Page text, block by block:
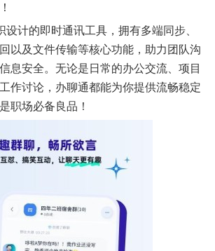
设计的即时通讯工具，拥有多端同步、
以及文件传输等核心功能，助力团队沟
息安全。无论是日常的办公交流、项目
作讨论，办聊通都能为你提供流畅稳定
职场必备良品！